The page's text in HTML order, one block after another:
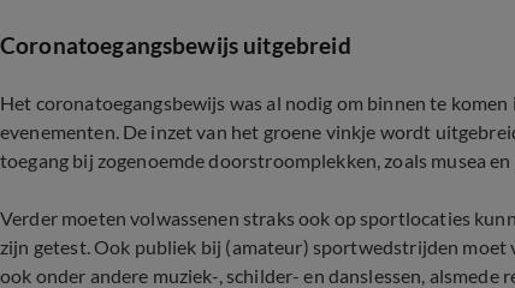
Coronatoegangsbewijs uitgebreid
Het coronatoegangsbewijs was al nodig om binnen te
evenementen. De inzet van het groene vinkje wordt
toegang bij zogenoemde doorstroomplekken, zoals musea
Verder moeten volwassenen straks ook op sportlocaties
zijn getest. Ook publiek bij (amateur) sportwedstrijden
ook onder andere muziek-, schilder- en danslessen,